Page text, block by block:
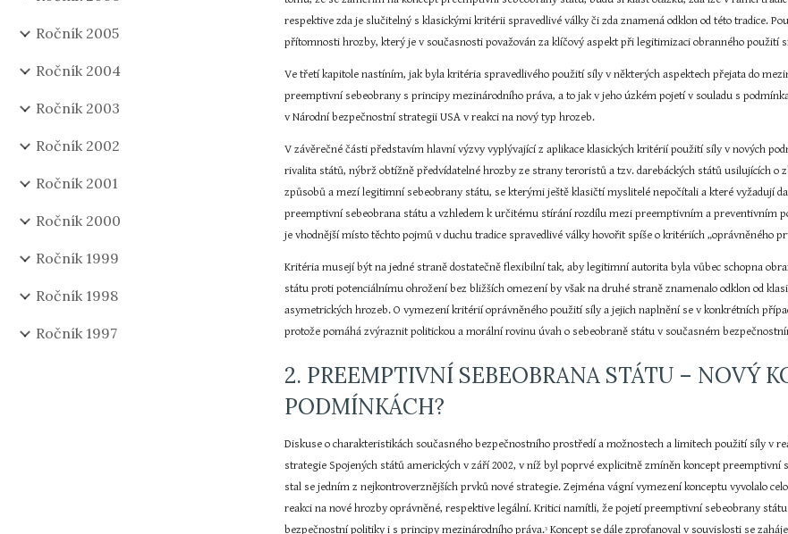
Ročník 2005
Ročník 2004
Ročník 2003
Ročník 2002
Ročník 2001
Ročník 2000
Ročník 1999
Ročník 1998
Ročník 1997
respektive zda je slučitelný s klasickými kritérii spravedlivé války či zda znamená odklon od této tradice.
přítomnosti hrozby, který je v současnosti považován za klíčový aspekt při legitimizaci obranného použití
Ve třetí kapitole nastíním, jak byla kritéria spravedlivého použití síly v některých aspektech přejata do
preemptivní sebeobrany s principy mezinárodního práva, a to jak v jeho úzkém pojetí v souladu s
v Národní bezpečnostní strategii USA v reakci na nový typ hrozeb.
V závěrečné části představím hlavní výzvy vyplývající z aplikace klasických kritérií použití síly v nových
rivalita států, nýbrž obtížně předvídatelné hrozby ze strany teroristů a tzv. darebáckých států usilujících o
způsobů a mezí legitimní sebeobrany státu, se kterými ještě klasičtí myslitelé nepočítali a které vyžadují
preemptivní sebeobrana státu a vzhledem k určitému stírání rozdílu mezi preemptivním a preventivním
je vhodnější místo těchto pojmů v duchu tradice spravedlivé války hovořit spíše o kritériích „oprávněného
Kritéria musejí být na jedné straně dostatečně flexibilní tak, aby legitimní autorita byla vůbec schopna
státu proti potenciálnímu ohrožení bez bližších omezení by však na druhé straně znamenalo odklon od
asymetrických hrozeb. O vymezení kritérií oprávněného použití síly a jejich naplnění se v konkrétních
protože pomáhá zvýraznit politickou a morální rovinu úvah o sebeobraně státu v současném
2. PREEMPTIVNÍ SEBEOBRANA STÁTU – NOVÝ
PODMÍNKÁCH?
Diskuse o charakteristikách současného bezpečnostního prostředí a možnostech a limitech použití síly v
strategie Spojených států amerických v září 2002, v níž byl poprvé explicitně zmíněn koncept preemptivní
stal se jedním z nejkontroverznějších prvků nové strategie. Zejména vágní vymezení konceptu vyvolalo
reakci na nové hrozby oprávněné, respektive legální. Kritici namítli, že pojetí preemptivní sebeobrany
bezpečnostní politiky i s principy mezinárodního práva.3 Koncept se dále zprofanoval v souvislosti se